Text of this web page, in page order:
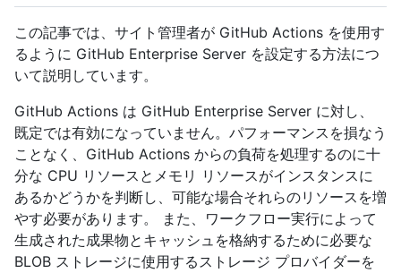
この記事では、サイト管理者が GitHub Actions を使用す
るように GitHub Enterprise Server を設定する方法につ
いて説明しています。
GitHub Actions は GitHub Enterprise Server に対し、
既定では有効になっていません。パフォーマンスを損なう
ことなく、GitHub Actions からの負荷を処理するのに十
分な CPU リソースとメモリ リソースがインスタンスに
あるかどうかを判断し、可能な場合それらのリソースを増
やす必要があります。 また、ワークフロー実行によって
生成された成果物とキャッシュを格納するために必要な
BLOB ストレージに使用するストレージ プロバイダーを